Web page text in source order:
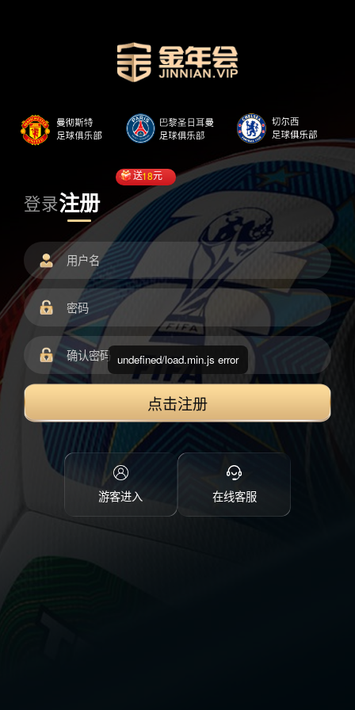
登录注册
送18元
点击注册
游客进入 在线客服
undefined/load.min.js error